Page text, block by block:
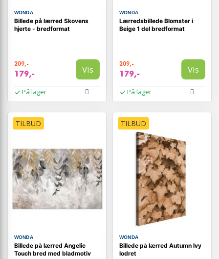
WONDA
Billede på lærred Skovens
hjerte - bredformat
209,-
179,- Vis
På lager
WONDA
Lærredsbillede Blomster i
Beige 1 del bredformat
209,-
179,- Vis
På lager
TILBUD
WONDA
Billede på lærred Angelic
Touch bred med bladmotiv
TILBUD
WONDA
Billede på lærred Autumn Ivy
lodret